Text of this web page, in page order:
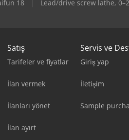
18 Lead/drive screw lathe,
Satış
Tarifeler ve fiyatlar
İlan vermek
İlanları yönet
İlan ayırt
Servis ve
Giriş yap
İletişim
Sample